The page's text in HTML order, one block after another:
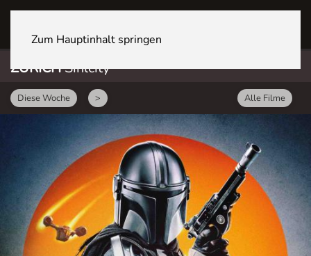
Zum Hauptinhalt springen
ZÜRICHSihlcity
Diese Woche > Alle Filme